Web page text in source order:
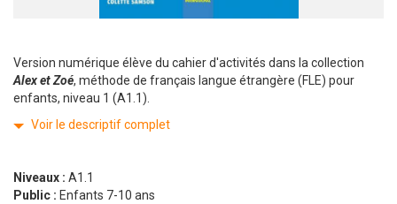
Version numérique élève du cahier d'activités dans la collection
Alex et Zoé, méthode de français langue étrangère (FLE) pour
enfants, niveau 1 (A1.1).
Voir le descriptif complet
Niveaux : A1.1
Public : Enfants 7-10 ans